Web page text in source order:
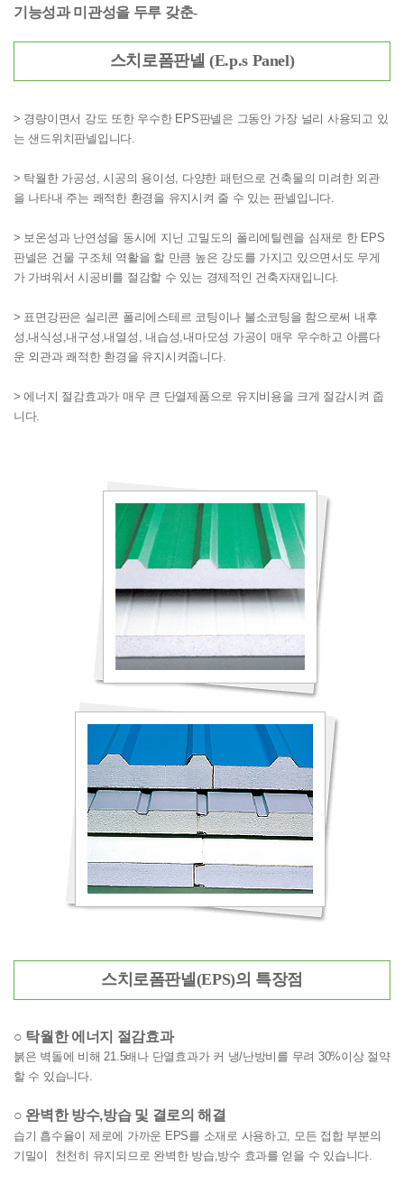
기능성과 미관성을 두루 갖춘-
스치로폼판넬 (E.p.s Panel)
> 경량이면서 강도 또한 우수한 EPS판넬은 그동안 가장 널리 사용되고 있
는 샌드위치판넬입니다.
> 탁월한 가공성, 시공의 용이성, 다양한 패턴으로 건축물의 미려한 외관
을 나타내 주는 쾌적한 환경을 유지시켜 줄 수 있는 판넬입니다.
> 보온성과 난연성을 동시에 지닌 고밀도의 폴리에틸렌을 심재로 한 EPS
판넬은 건물 구조체 역활을 할 만큼 높은 강도를 가지고 있으면서도 무게
가 가벼워서 시공비를 절감할 수 있는 경제적인 건축자재입니다.
> 표면강판은 실리콘 폴리에스테르 코팅이나 불소코팅을 함으로써 내후
성,내식성,내구성,내열성, 내습성,내마모성 가공이 매우 우수하고 아름다
운 외관과 쾌적한 환경을 유지시켜줍니다.
> 에너지 절감효과가 매우 큰 단열제품으로 유지비용을 크게 절감시켜 줍
니다.
스치로폼판넬(EPS)의 특장점
○ 탁월한 에너지 절감효과
붉은 벽돌에 비해 21.5배나 단열효과가 커 냉/난방비를 무려 30%이상 절약
할 수 있습니다.
○ 완벽한 방수,방습 및 결로의 해결
습기 흡수율이 제로에 가까운 EPS를 소재로 사용하고, 모든 접합 부분의
기밀이
천천히 유지되므로 완벽한 방습,방수 효과를 얻을 수 있습니다.